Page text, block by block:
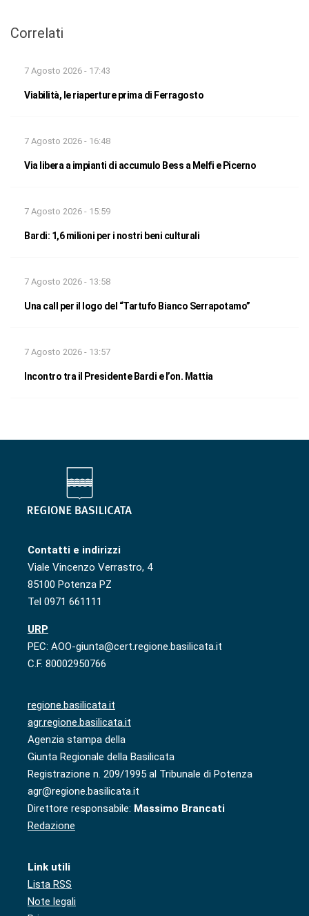
Correlati
7 Agosto 2026 - 17:43
Viabilità, le riaperture prima di Ferragosto
7 Agosto 2026 - 16:48
Via libera a impianti di accumulo Bess a Melfi e Picerno
7 Agosto 2026 - 15:59
Bardi: 1,6 milioni per i nostri beni culturali
7 Agosto 2026 - 13:58
Una call per il logo del “Tartufo Bianco Serrapotamo”
7 Agosto 2026 - 13:57
Incontro tra il Presidente Bardi e l’on. Mattia
Contatti e indirizzi
Viale Vincenzo Verrastro, 4
85100 Potenza PZ
Tel 0971 661111
URP
PEC: AOO-giunta@cert.regione.basilicata.it
C.F. 80002950766
regione.basilicata.it
agr.regione.basilicata.it
Agenzia stampa della
Giunta Regionale della Basilicata
Registrazione n. 209/1995 al Tribunale di Potenza
agr@regione.basilicata.it
Direttore responsabile: Massimo Brancati
Redazione
Link utili
Lista RSS
Note legali